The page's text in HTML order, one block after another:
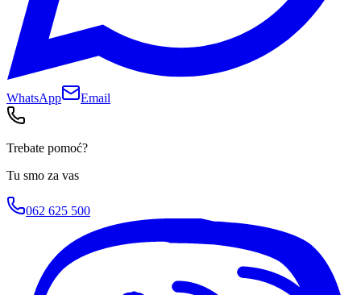
WhatsApp Email
Trebate pomoć?
Tu smo za vas
062 625 500